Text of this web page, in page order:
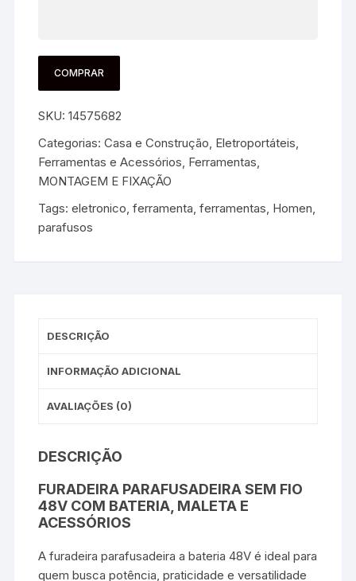
COMPRAR
SKU:14575682
Categorias:Casa e Construção, Eletroportáteis,
Ferramentas e Acessórios, Ferramentas,
MONTAGEM E FIXAÇÃO
Tags:eletronico,ferramenta,ferramentas, Homen,
parafusos
DESCRIÇÃO
INFORMAÇÃO ADICIONAL
AVALIAÇÕES (0)
DESCRIÇÃO
FURADEIRA PARAFUSADEIRA SEM FIO
48V COM BATERIA, MALETA E
ACESSÓRIOS
A furadeira parafusadeira a bateria 48V é ideal para
quem busca potência, praticidade e versatilidade